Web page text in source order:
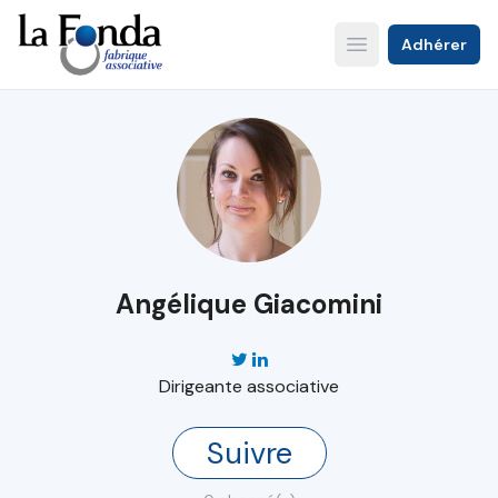
Aller
au
contenu
principal
Open main menu
Adhérer
Angélique Giacomini
Dirigeante associative
Suivre